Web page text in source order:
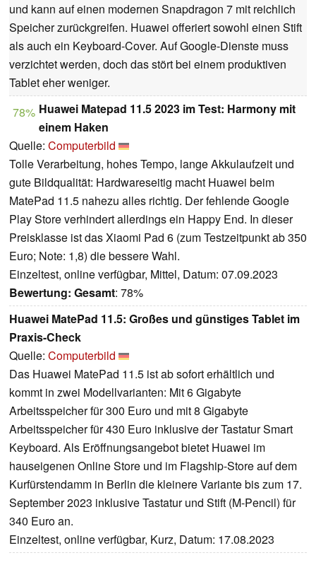
und kann auf einen modernen Snapdragon 7 mit reichlich
Speicher zurückgreifen. Huawei offeriert sowohl einen Stift
als auch ein Keyboard-Cover. Auf Google-Dienste muss
verzichtet werden, doch das stört bei einem produktiven
Tablet eher weniger.
78% Huawei Matepad 11.5 2023 im Test: Harmony mit
einem Haken
Quelle: Computerbild
Tolle Verarbeitung, hohes Tempo, lange Akkulaufzeit und
gute Bildqualität: Hardwareseitig macht Huawei beim
MatePad 11.5 nahezu alles richtig. Der fehlende Google
Play Store verhindert allerdings ein Happy End. In dieser
Preisklasse ist das Xiaomi Pad 6 (zum Testzeitpunkt ab 350
Euro; Note: 1,8) die bessere Wahl.
Einzeltest, online verfügbar, Mittel, Datum: 07.09.2023
Bewertung: Gesamt: 78%
Huawei MatePad 11.5: Großes und günstiges Tablet im
Praxis-Check
Quelle: Computerbild
Das Huawei MatePad 11.5 ist ab sofort erhältlich und
kommt in zwei Modellvarianten: Mit 6 Gigabyte
Arbeitsspeicher für 300 Euro und mit 8 Gigabyte
Arbeitsspeicher für 430 Euro inklusive der Tastatur Smart
Keyboard. Als Eröffnungsangebot bietet Huawei im
hauseigenen Online Store und im Flagship-Store auf dem
Kurfürstendamm in Berlin die kleinere Variante bis zum 17.
September 2023 inklusive Tastatur und Stift (M-Pencil) für
340 Euro an.
Einzeltest, online verfügbar, Kurz, Datum: 17.08.2023